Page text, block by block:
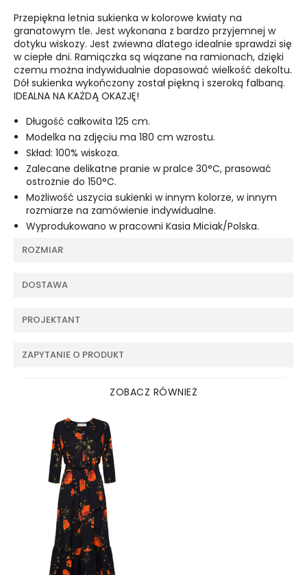
Przepiękna letnia sukienka w kolorowe kwiaty na
granatowym tle. Jest wykonana z bardzo przyjemnej w
dotyku wiskozy. Jest zwiewna dlatego idealnie sprawdzi się
w ciepłe dni. Ramiączka są wiązane na ramionach, dzięki
czemu można indywidualnie dopasować wielkość dekoltu.
Dół sukienka wykończony został piękną i szeroką falbaną.
IDEALNA NA KAŻDĄ OKAZJĘ!
Długość całkowita 125 cm.
Modelka na zdjęciu ma 180 cm wzrostu.
Skład: 100% wiskoza.
Zalecane delikatne pranie w pralce 30°C, prasować
ostrożnie do 150°C.
Możliwość uszycia sukienki w innym kolorze, w innym
rozmiarze na zamówienie indywidualne.
Wyprodukowano w pracowni Kasia Miciak/Polska.
ROZMIAR
DOSTAWA
PROJEKTANT
ZAPYTANIE O PRODUKT
ZOBACZ RÓWNIEŻ